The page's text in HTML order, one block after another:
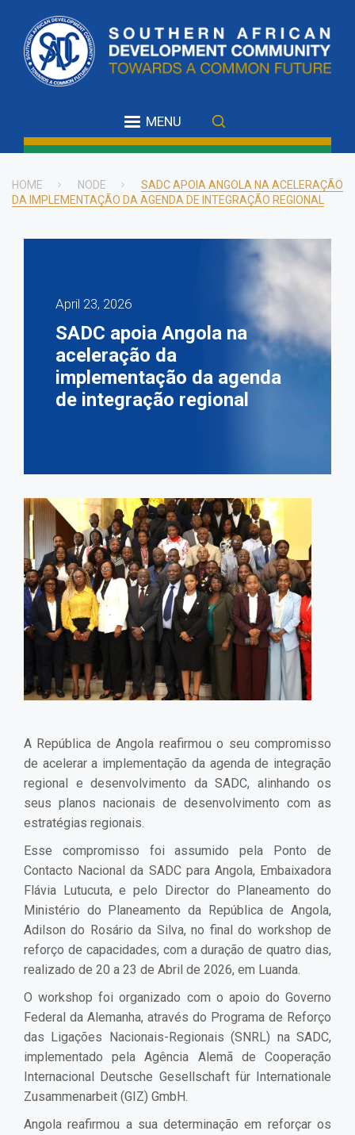
main
content
MENU
Breadcrumb
HOME NODE
SADC APOIA ANGOLA NA ACELERAÇÃO
DA IMPLEMENTAÇÃO DA AGENDA DE INTEGRAÇÃO REGIONAL
April 23, 2026
SADC apoia Angola na
aceleração da
implementação da agenda
de integração regional
A República de Angola reafirmou o seu compromisso
de acelerar a implementação da agenda de integração
regional e desenvolvimento da SADC, alinhando os
seus planos nacionais de desenvolvimento com as
estratégias regionais.
Esse compromisso foi assumido pela Ponto de
Contacto Nacional da SADC para Angola, Embaixadora
Flávia Lutucuta, e pelo Director do Planeamento do
Ministério do Planeamento da República de Angola,
Adilson do Rosário da Silva, no final do workshop de
reforço de capacidades, com a duração de quatro dias,
realizado de 20 a 23 de Abril de 2026, em Luanda.
O workshop foi organizado com o apoio do Governo
Federal da Alemanha, através do Programa de Reforço
das Ligações Nacionais-Regionais (SNRL) na SADC,
implementado pela Agência Alemã de Cooperação
Internacional Deutsche Gesellschaft für Internationale
Zusammenarbeit (GIZ) GmbH.
Angola reafirmou a sua determinação em reforçar os